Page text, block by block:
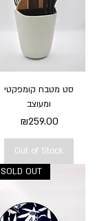
סט מטבח קומפקטי
ומעוצב
Price
₪259.00
Out of Stock
SOLD OUT